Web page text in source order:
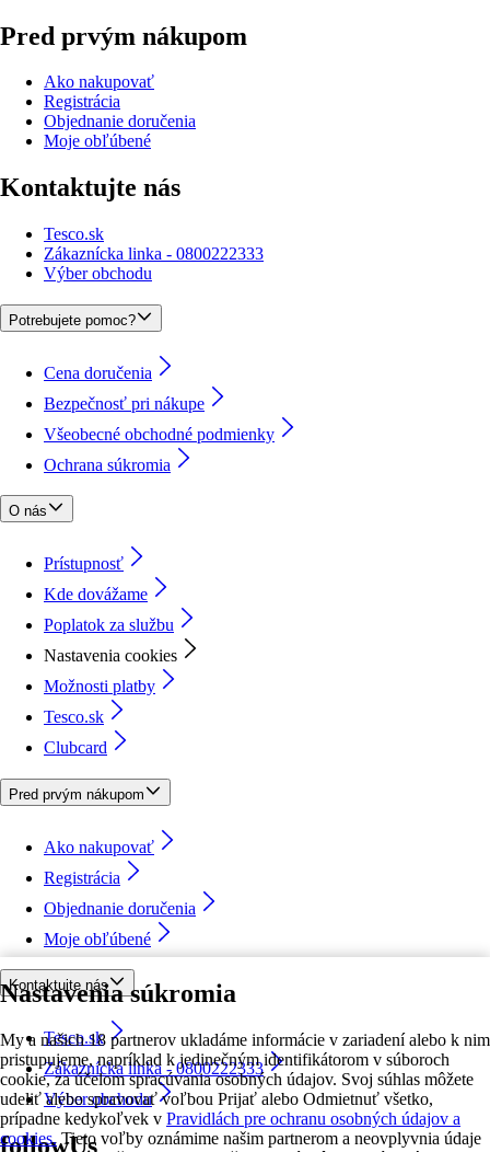
Nastavenia súkromia
My a našich 18 partnerov ukladáme informácie v zariadení alebo k nim
pristupujeme, napríklad k jedinečným identifikátorom v súboroch
cookie, za účelom spracúvania osobných údajov. Svoj súhlas môžete
udeliť alebo spravovať voľbou Prijať alebo Odmietnuť všetko,
prípadne kedykoľvek v Pravidlách pre ochranu osobných údajov a
cookies. Tieto voľby oznámime našim partnerom a neovplyvnia údaje
Pred prvým nákupom
Ako nakupovať
Registrácia
Objednanie doručenia
Moje obľúbené
Kontaktujte nás
Tesco.sk
Zákaznícka linka - 0800222333
Výber obchodu
Potrebujete pomoc?
Cena doručenia
Bezpečnosť pri nákupe
Všeobecné obchodné podmienky
Ochrana súkromia
O nás
Prístupnosť
Kde dovážame
Poplatok za službu
Nastavenia cookies
Možnosti platby
Tesco.sk
Clubcard
Pred prvým nákupom
Ako nakupovať
Registrácia
Objednanie doručenia
Moje obľúbené
Kontaktujte nás
Tesco.sk
Zákaznícka linka - 0800222333
Výber obchodu
followUs